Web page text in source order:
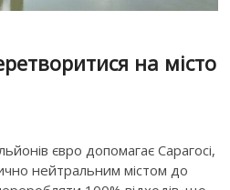
на місто
євро допомагає Сарагосі,
нейтральним містом до